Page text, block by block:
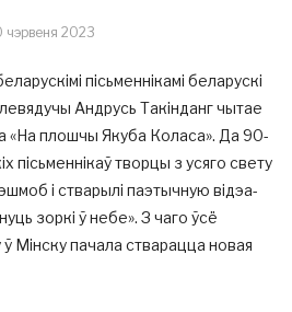
чэрвеня 2023
пісьменнікамі беларускі
Андрусь Такінданг чытае
«На плошчы Якуба Коласа». Да 90-
пісьменнікаў творцы з усяго свету
і стварылі паэтычную відэа-
зоркі ў небе». З чаго ўсё
Мінску пачала стварацца новая